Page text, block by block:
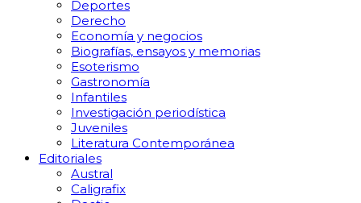
Deportes
Derecho
Economía y negocios
Biografías, ensayos y memorias
Esoterismo
Gastronomía
Infantiles
Investigación periodística
Juveniles
Literatura Contemporánea
Editoriales
Austral
Caligrafix